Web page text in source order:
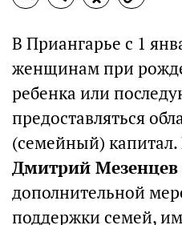
В Приангарье с 1
женщинам при
ребенка или
предоставляться
(семейный) капитал.
Дмитрий Мезенцев
дополнительной
поддержки семей,